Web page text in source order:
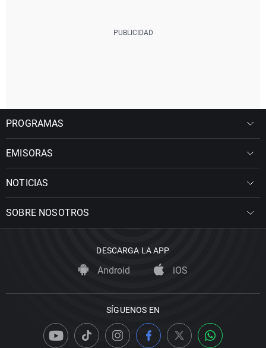
PROGRAMAS
EMISORAS
NOTICIAS
SOBRE NOSOTROS
DESCARGA LA APP
Android iOS
SÍGUENOS EN